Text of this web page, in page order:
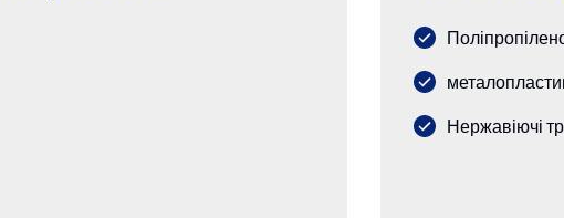
Нержавіючі